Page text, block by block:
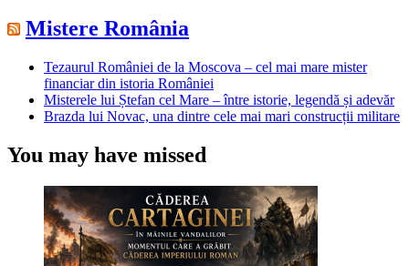
Mistere România
Tezaurul României de la Moscova – cel mai mare mister
financiar din istoria României
Misterele lui Ștefan cel Mare – între istorie, legendă și adevăr
Brazda lui Novac, una dintre cele mai mari construcții militare
You may have missed